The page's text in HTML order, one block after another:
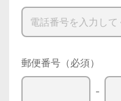
郵便番号（必須）
-